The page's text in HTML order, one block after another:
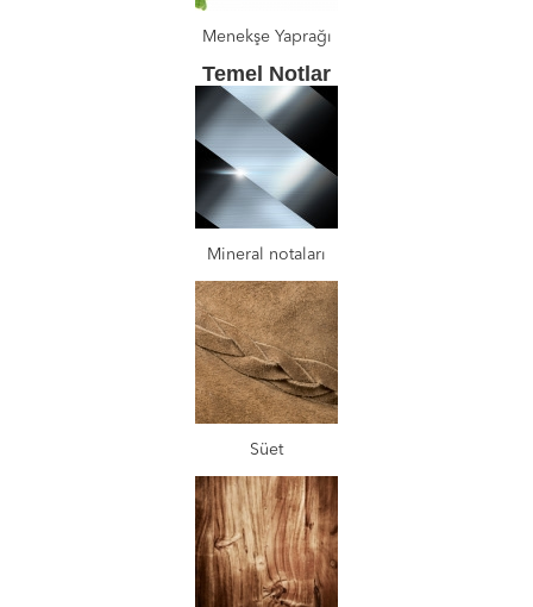
Menekşe Yaprağı
Temel Notlar
Mineral notaları
Süet